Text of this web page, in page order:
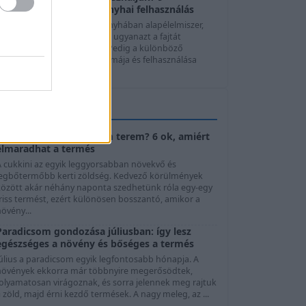
ízek és konyhai felhasználás
A hagyma szinte minden konyhában alapélelmiszer,
mégis sokan automatikusan ugyanazt a fajtát
használják minden ételhez. Pedig a különböző
íze, állaga, aromája és felhasználása
Cukkini virágzik, de nem terem? 6 ok, amiért
a termés
cukkini az egyik leggyorsabban növekvő és
kerti zöldség. Kedvező körülmények
akár néhány naponta szedhetünk róla egy-egy
termést, ezért különösen bosszantó, amikor a
gondozása júliusban: így lesz
a növény és bőséges a termés
a paradicsom egyik legfontosabb hónapja. A
ekkorra már többnyire megerősödtek,
virágoznak, és sorra jelennek meg rajtuk
zöld, majd érni kezdő termések. A nagy meleg, az ...